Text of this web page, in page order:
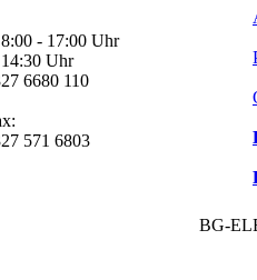
- 17:00 Uhr
Uhr
6680 110
571 6803
BG-